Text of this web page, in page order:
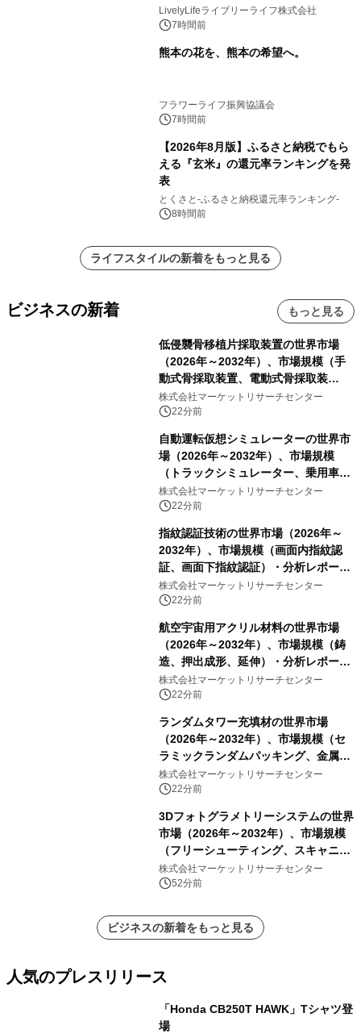
LivelyLifeライブリーライフ株式会社
7時間前
熊本の花を、熊本の希望へ。
フラワーライフ振興協議会
7時間前
【2026年8月版】ふるさと納税でもら
える『玄米』の還元率ランキングを発
表
とくさと-ふるさと納税還元率ランキング-
8時間前
ライフスタイルの新着をもっと見る
ビジネスの新着 もっと見る
低侵襲骨移植片採取装置の世界市場
（2026年～2032年）、市場規模（手
動式骨採取装置、電動式骨採取装
置）・分析レポートを発表
株式会社マーケットリサーチセンター
22分前
自動運転仮想シミュレーターの世界市
場（2026年～2032年）、市場規模
（トラックシミュレーター、乗用車シ
ミュレーター、その他）・分析レポー
トを発表
株式会社マーケットリサーチセンター
22分前
指紋認証技術の世界市場（2026年～
2032年）、市場規模（画面内指紋認
証、画面下指紋認証）・分析レポート
を発表
株式会社マーケットリサーチセンター
22分前
航空宇宙用アクリル材料の世界市場
（2026年～2032年）、市場規模（鋳
造、押出成形、延伸）・分析レポート
を発表
株式会社マーケットリサーチセンター
22分前
ランダムタワー充填材の世界市場
（2026年～2032年）、市場規模（セ
ラミックランダムパッキング、金属ラ
ンダムパッキング、プラスチックラン
ダムパッキング、カーボンランダムパ
株式会社マーケットリサーチセンター
22分前
3Dフォトグラメトリーシステムの世界
市場（2026年～2032年）、市場規模
（フリーシューティング、スキャニン
グ、その他）・分析レポートを発表
株式会社マーケットリサーチセンター
52分前
ビジネスの新着をもっと見る
人気のプレスリリース
「Honda CB250T HAWK」Tシャツ登
場